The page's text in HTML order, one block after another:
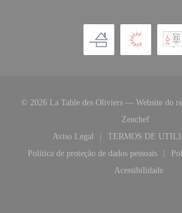
© 2026 La Table des Oliviers — Website do
Zenchef((abre
Aviso Legal
((abre numa nova janela))
TERMOS DE
Política de proteção de dados pessoais
((abre numa nova
Acessibilidade